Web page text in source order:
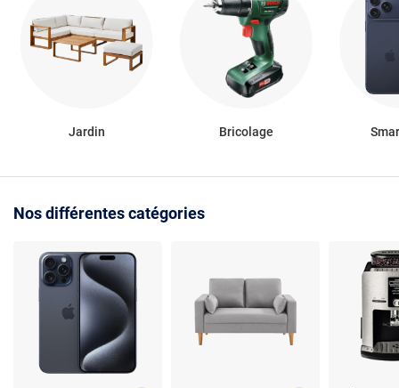
Jardin Bricolage
Nos différentes catégories